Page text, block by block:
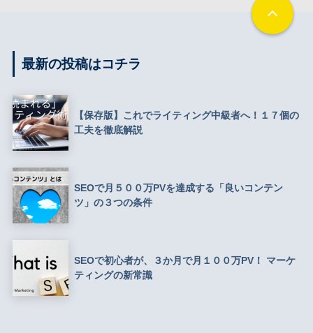
最新の投稿はコチラ
【保存版】これでライティング中級者へ！１７個の
工夫を徹底解説
SEOで月５００万PVを達成する「良いコンテン
ツ」の３つの条件
SEOで初心者が、３か月で月１００万PV！ マーケ
ティングの新常識